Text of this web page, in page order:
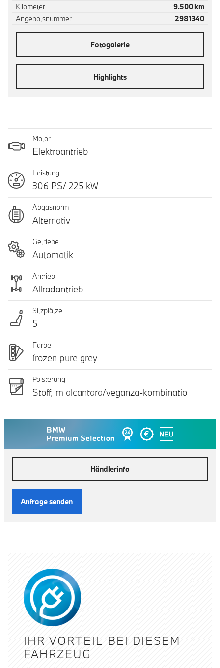
Kilometer
9.500 km
Angebotsnummer
2981340
Fotogalerie
Highlights
Motor
Elektroantrieb
Leistung
306 PS/ 225 kW
Abgasnorm
Alternativ
Getriebe
Automatik
Antrieb
Allradantrieb
Sitzplätze
5
Farbe
frozen pure grey
Polsterung
Stoff, m alcantara/veganza-kombinatio
Händlerinfo
Anfrage senden
IHR VORTEIL BEI DIESEM
FAHRZEUG